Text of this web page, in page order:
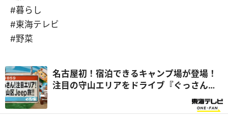
#暮らし
#東海テレビ
#野菜
名古屋初！宿泊できるキャンプ場が登場！
注目の守山エリアをドライブ『ぐっさん